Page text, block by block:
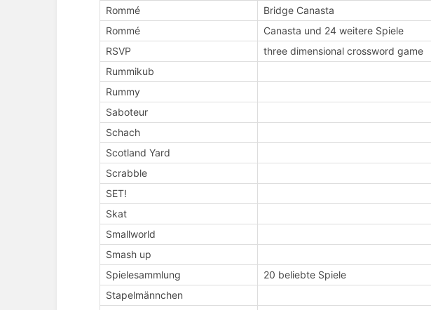
Rommé
Bridge Canasta
Rommé
Canasta und 24 weitere Spiele
RSVP
three dimensional crossword game
Rummikub
Rummy
Saboteur
Schach
Scotland Yard
Scrabble
SET!
Skat
Smallworld
Smash up
Spielesammlung
20 beliebte Spiele
Stapelmännchen